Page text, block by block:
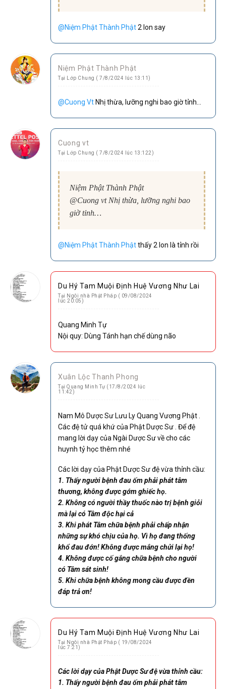
@Niệm Phật Thành Phật2 lon say
Niệm Phật Thành Phật
Tại Lớp Chung ( 7/8/2024 lúc 13:11)
@Cuong Vt Nhị thừa, lưỡng nghi bao giờ tỉnh…
Cuong vt
Tại Lớp Chung ( 7/8/2024 lúc 13:122)
Niệm Phật Thành Phật
@Cuong vt Nhị thừa, lưỡng nghi bao
giờ tỉnh…
@Niệm Phật Thành Phậtthấy 2 lon là tỉnh rồi
Du Hý Tam Muội Định Huệ Vương Như Lai
Tại Ngôi nhà Phật Pháp ( 09/08/2024
lúc 20:05)
Quang Minh Tự
Nội quy: Dùng Tánh hạn chế dùng não
Xuân Lộc Thanh Phong
Tại Quang Minh Tự (17/8/2024 lúc
11:42)
Nam Mô Dược Sư Lưu Ly Quang Vương Phật .
Các đệ tử quá khứ của Phật Dược Sư . Để đệ
mang lời dạy của Ngài Dược Sư về cho các
huynh tỷ học thêm nhé
Các lời dạy của Phật Dược Sư đệ vừa thỉnh cầu:
1. Thấy người bệnh đau ốm phải phát tâm
thương, không được gớm ghiếc họ.
2. Không có người thầy thuốc nào trị bệnh giỏi
mà lại có Tâm độc hại cả
3. Khi phát Tâm chữa bệnh phải chấp nhận
những sự khó chịu của họ. Vì họ đang thống
khổ đau đớn! Không được mắng chửi lại họ!
4. Không được cố gắng chữa bệnh cho người
có Tâm sát sinh!
5. Khi chữa bệnh không mong cầu được đền
đáp trả ơn!
Du Hý Tam Muội Định Huệ Vương Như Lai
Tại Ngôi nhà Phật Pháp ( 19/08/2024
lúc 7:21)
Các lời dạy của Phật Dược Sư đệ vừa thỉnh cầu:
1. Thấy người bệnh đau ốm phải phát tâm